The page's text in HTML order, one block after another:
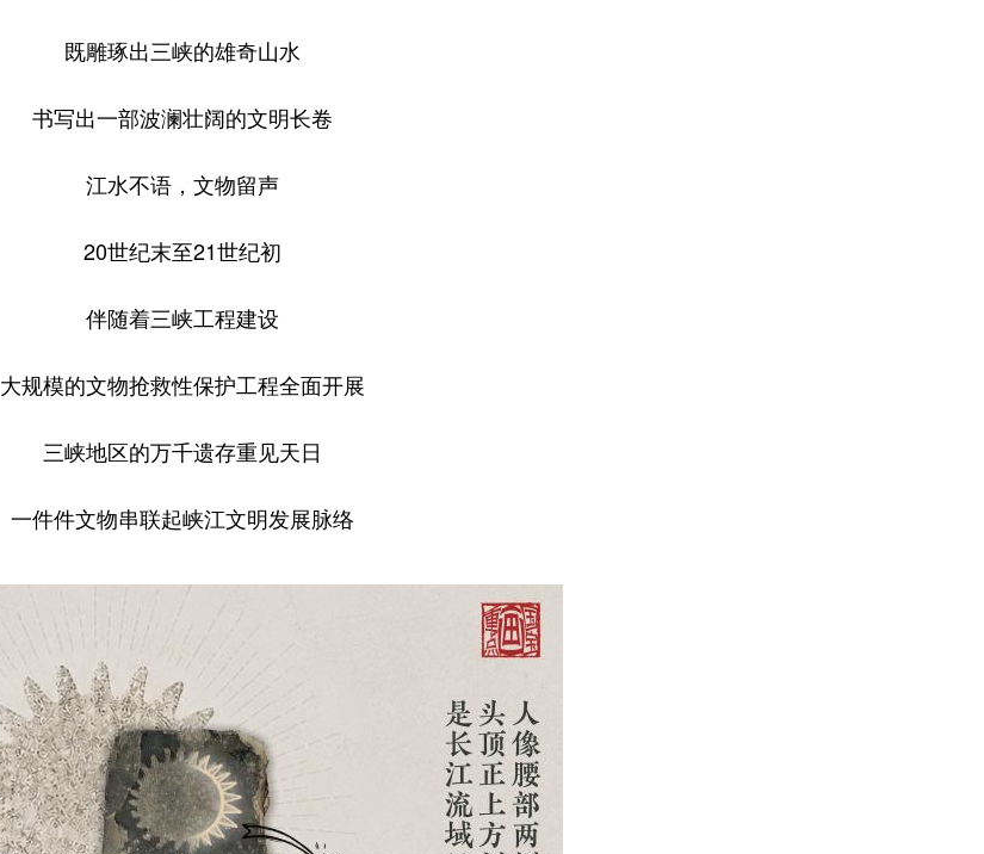
既雕琢出三峡的雄奇山水
书写出一部波澜壮阔的文明长卷
江水不语，文物留声
20世纪末至21世纪初
伴随着三峡工程建设
大规模的文物抢救性保护工程全面开展
三峡地区的万千遗存重见天日
一件件文物串联起峡江文明发展脉络